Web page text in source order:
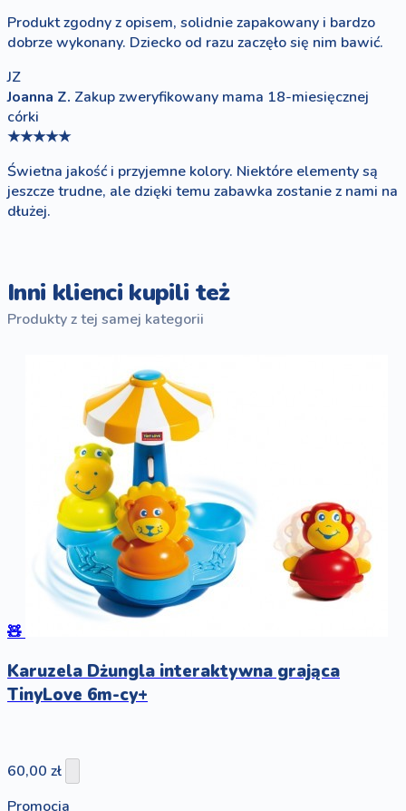
Produkt zgodny z opisem, solidnie zapakowany i bardzo
dobrze wykonany. Dziecko od razu zaczęło się nim bawić.
JZ
Joanna Z. Zakup zweryfikowany mama 18-miesięcznej
córki
★★★★★
Świetna jakość i przyjemne kolory. Niektóre elementy są
jeszcze trudne, ale dzięki temu zabawka zostanie z nami na
dłużej.
Inni klienci kupili też
Produkty z tej samej kategorii
🧸
Karuzela Dżungla interaktywna grająca
TinyLove 6m-cy+
60,00 zł
Promocja